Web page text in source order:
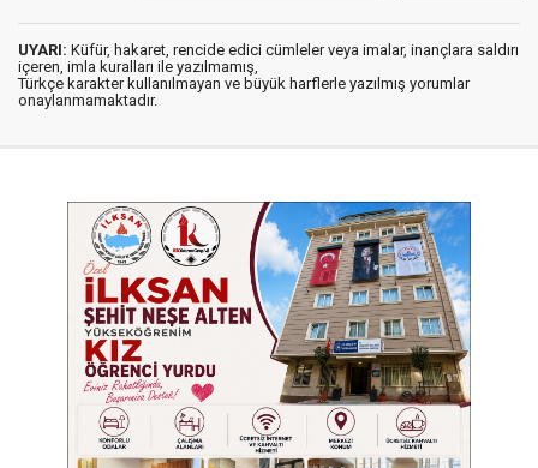
UYARI: Küfür, hakaret, rencide edici cümleler veya imalar, inançlara saldırı
içeren, imla kuralları ile yazılmamış,
Türkçe karakter kullanılmayan ve büyük harflerle yazılmış yorumlar
onaylanmamaktadır.